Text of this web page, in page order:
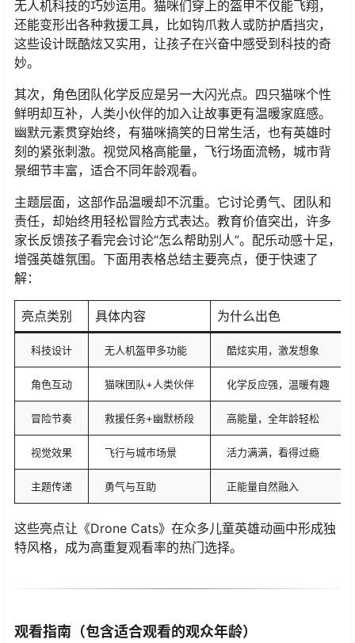
无人机科技的巧妙运用。猫咪们穿上的盔甲不仅能飞翔，
还能变形出各种救援工具，比如钩爪救人或防护盾挡灾，
这些设计既酷炫又实用，让孩子在兴奋中感受到科技的奇
妙。
其次，角色团队化学反应是另一大闪光点。四只猫咪个性
鲜明却互补，人类小伙伴的加入让故事更有温暖家庭感。
幽默元素贯穿始终，有猫咪搞笑的日常生活，也有英雄时
刻的紧张刺激。视觉风格高能量，飞行场面流畅，城市背
景细节丰富，适合不同年龄观看。
主题层面，这部作品温暖却不沉重。它讨论勇气、团队和
责任，却始终用轻松冒险方式表达。教育价值突出，许多
家长反馈孩子看完会讨论“怎么帮助别人”。配乐动感十足，
增强英雄氛围。下面用表格总结主要亮点，便于快速了
解：
亮点类别 具体内容 为什么出色
科技设计 无人机盔甲多功能 酷炫实用，激发想象
角色互动 猫咪团队+人类伙伴 化学反应强，温暖有趣
冒险节奏 救援任务+幽默桥段 高能量，全年龄轻松
视觉效果 飞行与城市场景 活力满满，看得过瘾
主题传递 勇气与互助 正能量自然融入
这些亮点让《Drone Cats》在众多儿童英雄动画中形成独
特风格，成为高重复观看率的热门选择。
观看指南（包含适合观看的观众年龄）